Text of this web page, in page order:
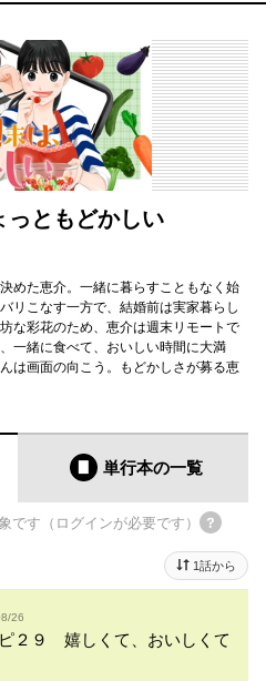
っともどかしい
めた恵介。一緒に暮らすこともなく始
リこなす一方で、結婚前は実家暮らし
な彩花のため、恵介は週末リモートで
一緒に食べて、おいしい時間に大満
は画面の向こう。もどかしさが募る恵
単行本の一覧
です（ログインが必要です）
1話から
26
２９ 嬉しくて、おいしくて